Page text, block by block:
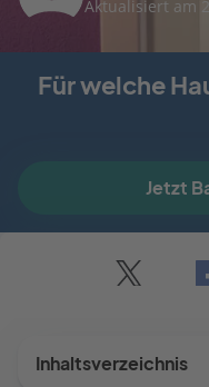
Aktualisiert am
Für welche
Jetzt
Inhaltsverzeichnis